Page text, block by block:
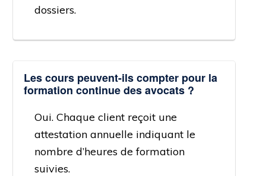
dossiers.
Les cours peuvent-ils compter pour la
formation continue des avocats ?
Oui. Chaque client reçoit une
attestation annuelle indiquant le
nombre d’heures de formation
suivies.